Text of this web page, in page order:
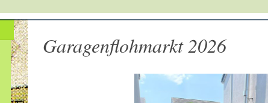
Garagenflohmarkt 2026